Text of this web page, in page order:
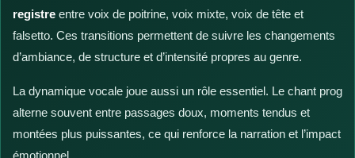
registre entre voix de poitrine, voix mixte, voix de tête et
falsetto. Ces transitions permettent de suivre les changements
d’ambiance, de structure et d’intensité propres au genre.
La dynamique vocale joue aussi un rôle essentiel. Le chant prog
alterne souvent entre passages doux, moments tendus et
montées plus puissantes, ce qui renforce la narration et l’impact
émotionnel.